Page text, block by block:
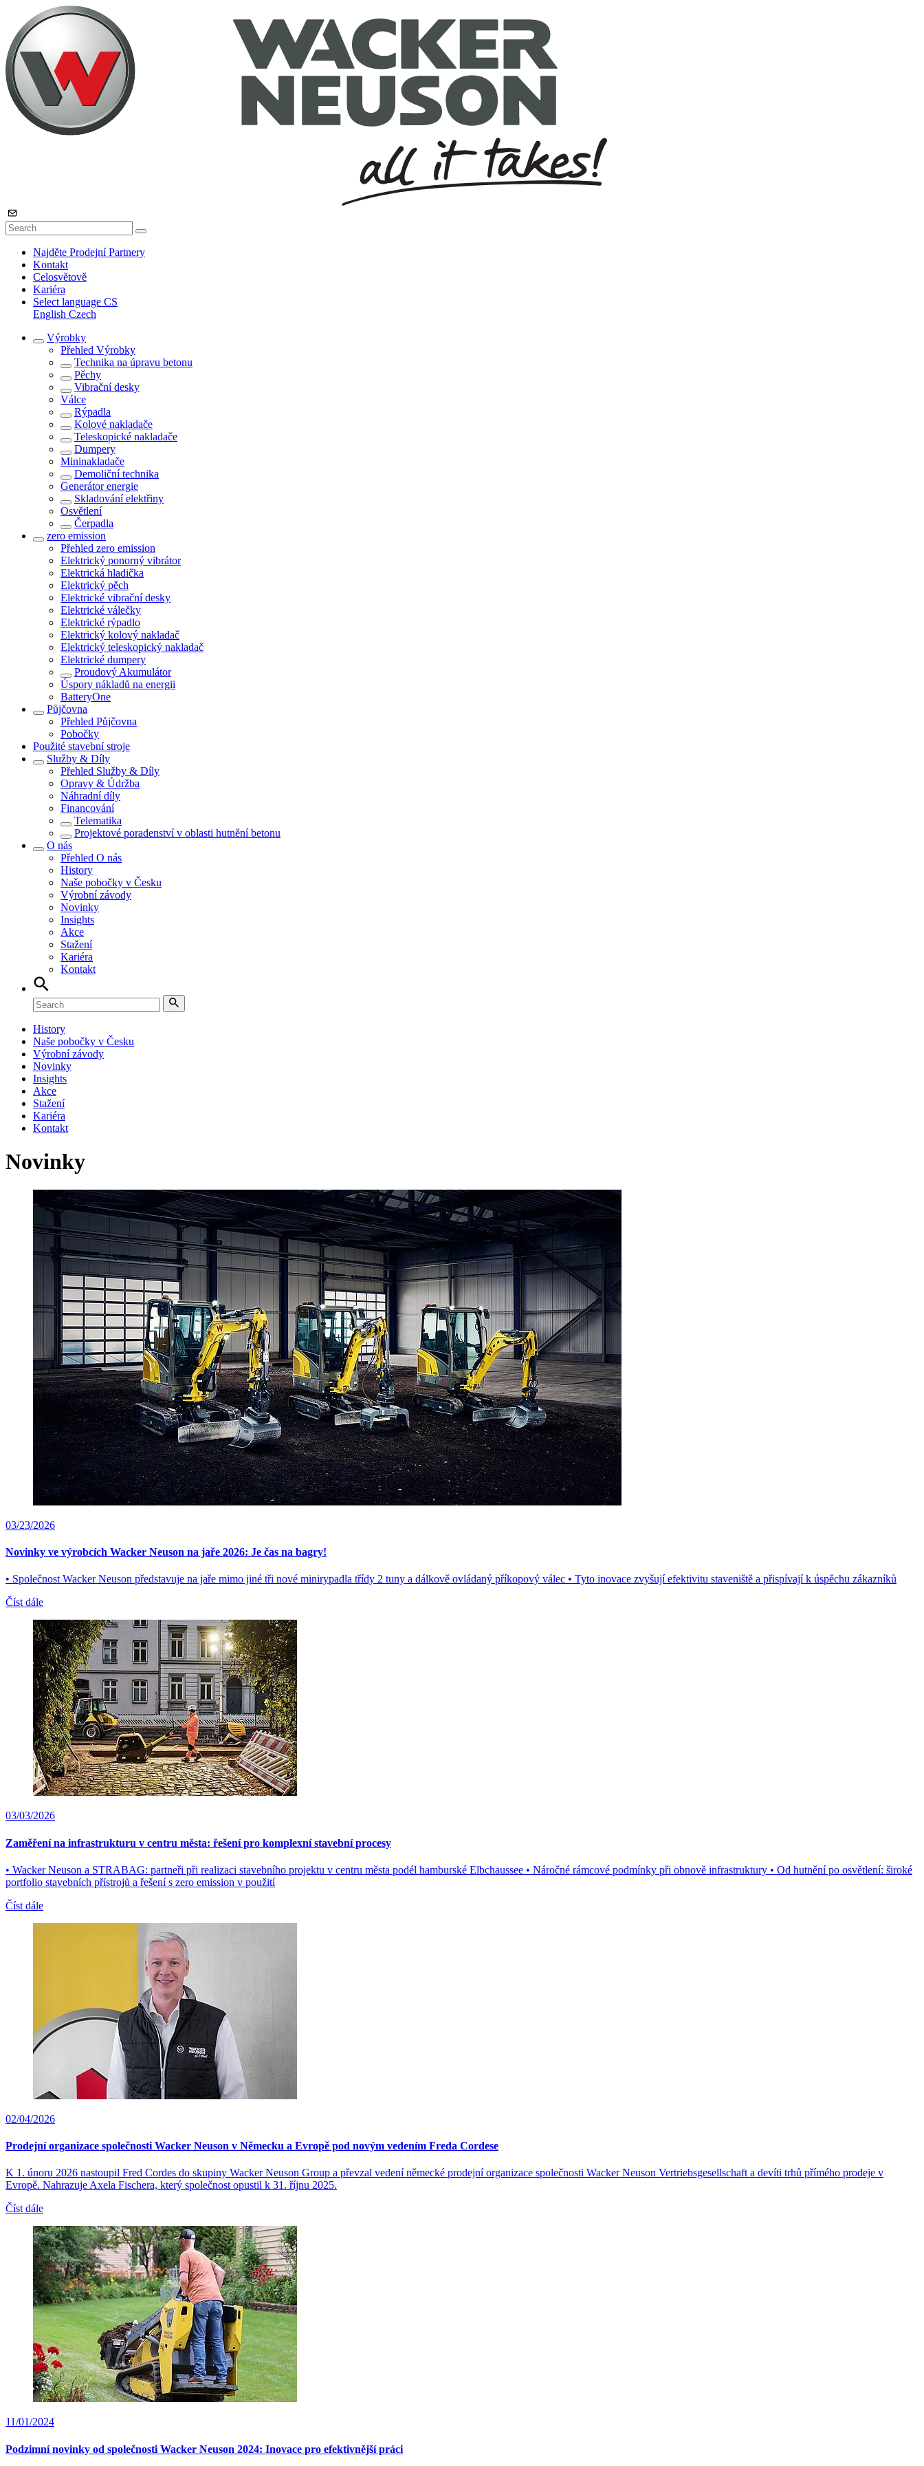
Najděte Prodejní Partnery
Kontakt
Celosvětově
Kariéra
Select language CS
English Czech
Výrobky
Přehled Výrobky
Technika na úpravu betonu
Pěchy
Vibrační desky
Válce
Rýpadla
Kolové nakladače
Teleskopické nakladače
Dumpery
Mininakladače
Demoliční technika
Generátor energie
Skladování elektřiny
Osvětlení
Čerpadla
zero emission
Přehled zero emission
Elektrický ponorný vibrátor
Elektrická hladička
Elektrický pěch
Elektrické vibrační desky
Elektrické válečky
Elektrické rýpadlo
Elektrický kolový nakladač
Elektrický teleskopický nakladač
Elektrické dumpery
Proudový Akumulátor
Úspory nákladů na energii
BatteryOne
Půjčovna
Přehled Půjčovna
Pobočky
Použité stavební stroje
Služby & Díly
Přehled Služby & Díly
Opravy & Údržba
Náhradní díly
Financování
Telematika
Projektové poradenství v oblasti hutnění betonu
O nás
Přehled O nás
History
Naše pobočky v Česku
Výrobní závody
Novinky
Insights
Akce
Stažení
Kariéra
Kontakt
History
Naše pobočky v Česku
Výrobní závody
Novinky
Insights
Akce
Stažení
Kariéra
Kontakt
Novinky
03/23/2026
Novinky ve výrobcích Wacker Neuson na jaře 2026: Je čas na bagry!
• Společnost Wacker Neuson představuje na jaře mimo jiné tři nové minirypadla třídy 2 tuny a dálkově ovládaný příkopový válec • Tyto inovace zvyšují efektivitu staveniště a přispívají k úspěchu zákazníků
Číst dále
03/03/2026
Zaměření na infrastrukturu v centru města: řešení pro komplexní stavební procesy
• Wacker Neuson a STRABAG: partneři při realizaci stavebního projektu v centru města podél hamburské Elbchaussee • Náročné rámcové podmínky při obnově infrastruktury • Od hutnění po osvětlení: široké
portfolio stavebních přístrojů a řešení s zero emission v použití
Číst dále
02/04/2026
Prodejní organizace společnosti Wacker Neuson v Německu a Evropě pod novým vedením Freda Cordese
K 1. únoru 2026 nastoupil Fred Cordes do skupiny Wacker Neuson Group a převzal vedení německé prodejní organizace společnosti Wacker Neuson Vertriebsgesellschaft a devíti trhů přímého prodeje v
Evropě. Nahrazuje Axela Fischera, který společnost opustil k 31. říjnu 2025.
Číst dále
11/01/2024
Podzimní novinky od společnosti Wacker Neuson 2024: Inovace pro efektivnější práci